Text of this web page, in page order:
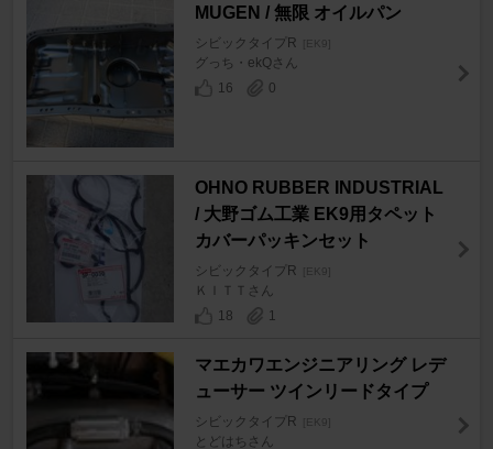
MUGEN / 無限 オイルパン
シビックタイプR [EK9]
グっち・ekQさん
16
0
OHNO RUBBER INDUSTRIAL
/ 大野ゴム工業 EK9用タペット
カバーパッキンセット
シビックタイプR [EK9]
ＫＩＴＴさん
18
1
マエカワエンジニアリング レデ
ューサー ツインリードタイプ
シビックタイプR [EK9]
とどはちさん